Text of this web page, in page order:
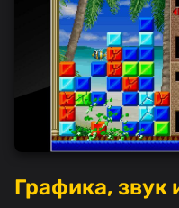
Графика, звук